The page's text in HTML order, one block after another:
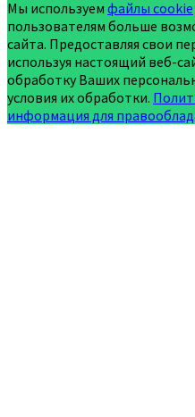
Мы используем файлы cookie
пользователям больше
сайта. Предоставляя свои
используя настоящий веб-
обработку Ваших
условия их обработки.
информация для